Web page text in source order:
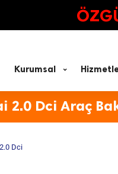
Kurumsal
2.0 Dci Araç
2.0 Dci